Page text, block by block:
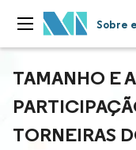
Sobre
TAMANHO E
TORNEIRAS